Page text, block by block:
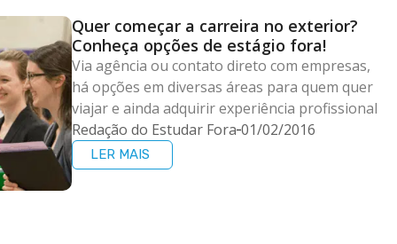
Quer começar a carreira no exterior?
Conheça opções de estágio fora!
Via agência ou contato direto com empresas,
há opções em diversas áreas para quem quer
viajar e ainda adquirir experiência profissional
Redação do Estudar Fora 01/02/2016
LER MAIS